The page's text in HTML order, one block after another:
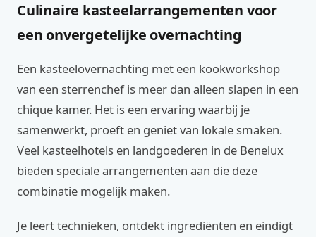
Culinaire kasteelarrangementen voor
een onvergetelijke overnachting
Een kasteelovernachting met een kookworkshop
van een sterrenchef is meer dan alleen slapen in een
chique kamer. Het is een ervaring waarbij je
samenwerkt, proeft en geniet van lokale smaken.
Veel kasteelhotels en landgoederen in de Benelux
bieden speciale arrangementen aan die deze
combinatie mogelijk maken.
Je leert technieken, ontdekt ingrediënten en eindigt